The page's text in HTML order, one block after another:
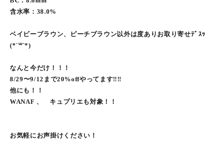
含水率：38.0%
ベイビーブラウン、ピーチブラウン以外は度ありお取り寄せﾃﾞｽｯ
(*´꒳`*)
なんと今だけ！！！
8/29〜9/12まで20%offやってます‼︎‼︎
他にも！！
WANAF 、 キュプリエも対象！！
お気軽にお声掛けください！